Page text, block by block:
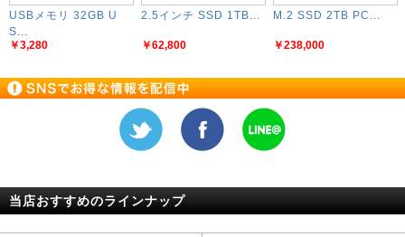
USBメモリ 32GB U
S...
￥3,280
2.5インチ SSD 1TB...
￥62,800
M.2 SSD 2TB PC...
￥238,000
当店おすすめのラインナップ